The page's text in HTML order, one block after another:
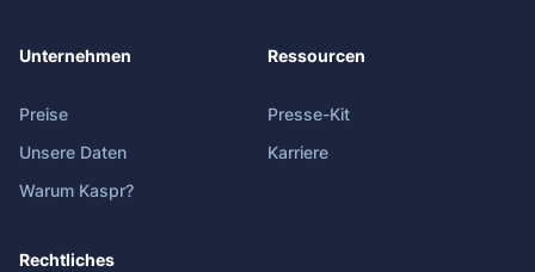
Unternehmen
Preise
Unsere Daten
Warum Kaspr?
Ressourcen
Presse-Kit
Karriere
Rechtliches